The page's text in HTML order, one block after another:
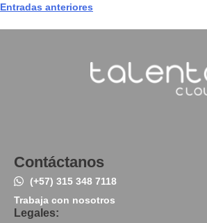
Entradas anteriores
Contáctanos
(+57) 315 348 7118
Trabaja con nosotros
Legales: